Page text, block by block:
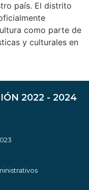
país. El distrito
como parte de
y culturales en
2022 - 2024